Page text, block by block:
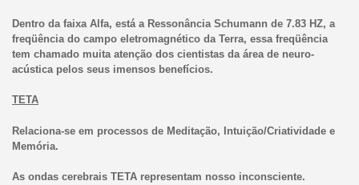
Dentro da faixa Alfa, está a Ressonância Schumann de 7.83 HZ, a
freqüência do campo eletromagnético da Terra, essa freqüência
tem chamado muita atenção dos cientistas da área de neuro-
acústica pelos seus imensos benefícios.
TETA
Relaciona-se em processos de Meditação, Intuição/Criatividade e
Memória.
As ondas cerebrais TETA representam nosso inconsciente.